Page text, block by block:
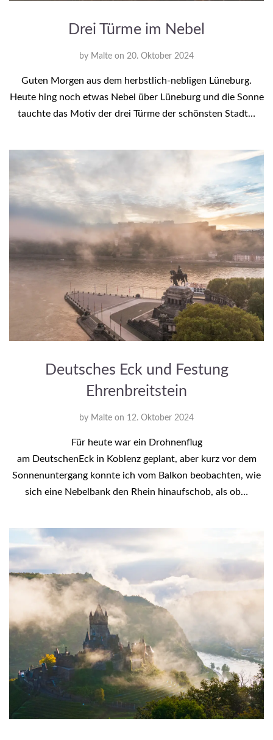
Drei Türme im Nebel
by Malte on 20. Oktober 2024
Guten Morgen aus dem herbstlich-nebligen Lüneburg.
Heute hing noch etwas Nebel über Lüneburg und die Sonne
tauchte das Motiv der drei Türme der schönsten Stadt…
Deutsches Eck und Festung
Ehrenbreitstein
by Malte on 12. Oktober 2024
Für heute war ein Drohnenflug
am DeutschenEck in Koblenz geplant, aber kurz vor dem
Sonnenuntergang konnte ich vom Balkon beobachten, wie
sich eine Nebelbank den Rhein hinaufschob, als ob…